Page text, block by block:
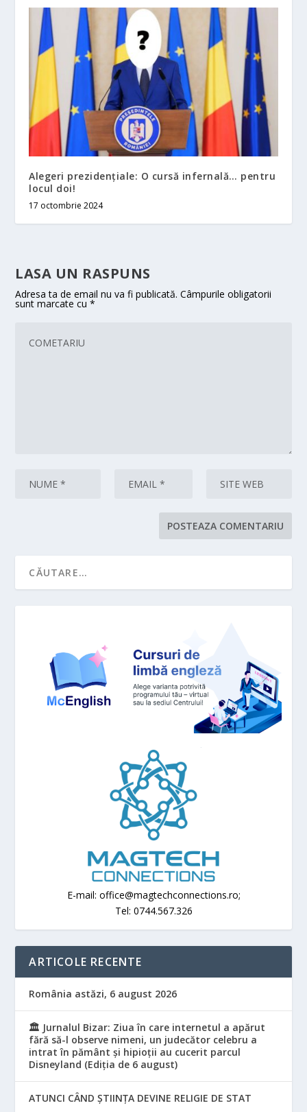
Alegeri prezidenţiale: O cursă infernală… pentru
locul doi!
17 octombrie 2024
LASA UN RASPUNS
Adresa ta de email nu va fi publicată. Câmpurile obligatorii
sunt marcate cu*
E-mail: office@magtechconnections.ro;
Tel: 0744.567.326
ARTICOLE RECENTE
România astăzi, 6 august 2026
🏛️ Jurnalul Bizar: Ziua în care internetul a apărut
fără să-l observe nimeni, un judecător celebru a
intrat în pământ și hipioții au cucerit parcul
Disneyland (Ediția de 6 august)
ATUNCI CÂND ȘTIINȚA DEVINE RELIGIE DE STAT